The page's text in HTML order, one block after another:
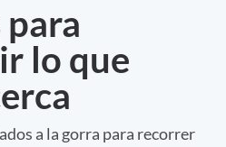
lo que
a la gorra para recorrer